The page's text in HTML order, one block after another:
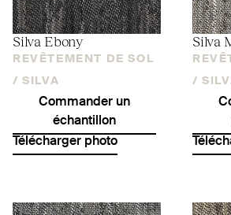
Silva Ebony
REVÊTEMENT DE SOL
/ SILVA
Commander un
échantillon
Télécharger photo
Silva
/